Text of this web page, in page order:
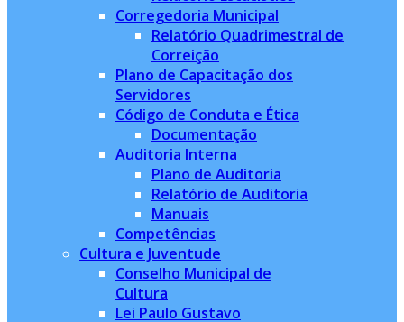
Corregedoria Municipal
Relatório Quadrimestral de
Correição
Plano de Capacitação dos
Servidores
Código de Conduta e Ética
Documentação
Auditoria Interna
Plano de Auditoria
Relatório de Auditoria
Manuais
Competências
Cultura e Juventude
Conselho Municipal de
Cultura
Lei Paulo Gustavo